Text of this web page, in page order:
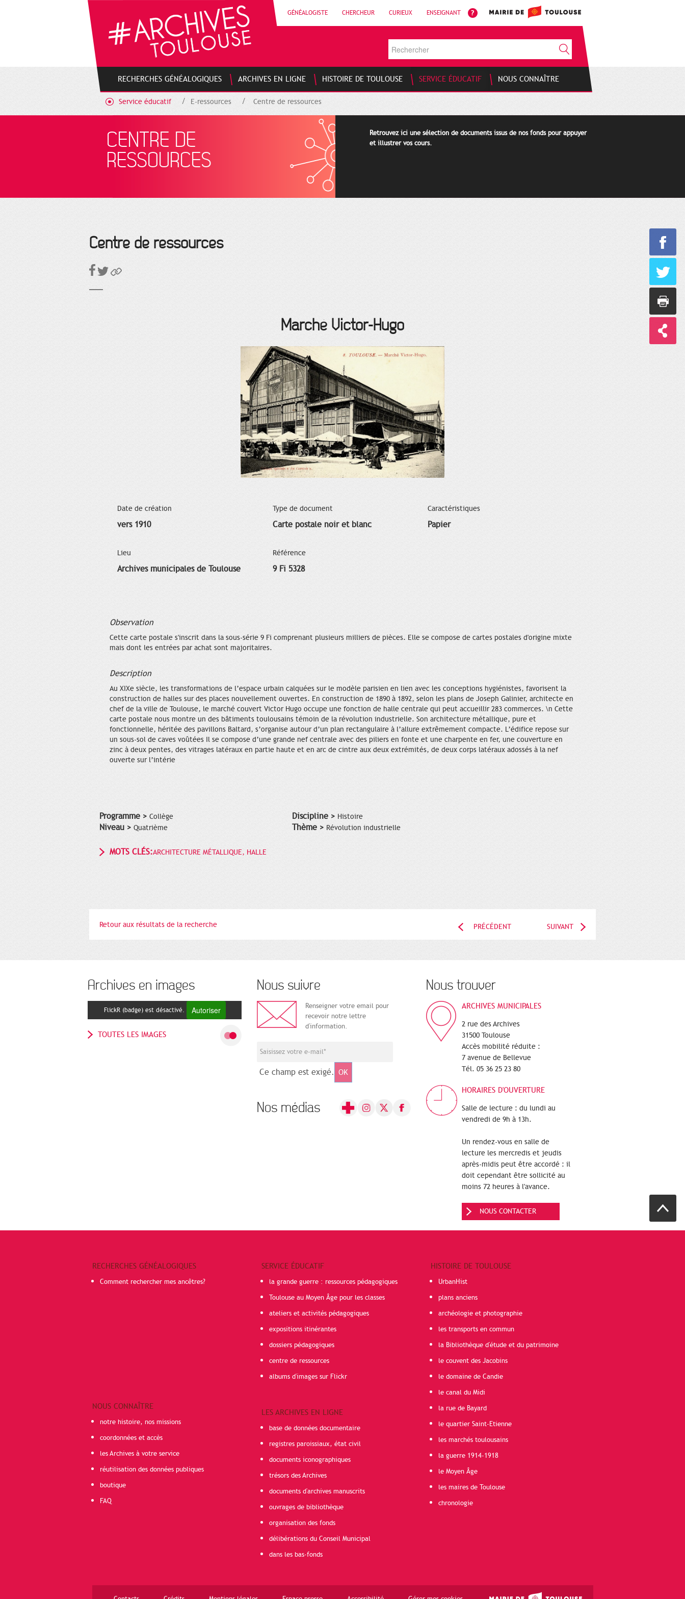
GÉNÉALOGISTE CHERCHEUR CURIEUX ENSEIGNANT
RECHERCHES GÉNÉALOGIQUES ARCHIVES EN LIGNE HISTOIRE DE TOULOUSE SERVICE ÉDUCATIF NOUS CONNAÎTRE
Service éducatif E-ressources Centre de ressources
CENTRE DE
RESSOURCES
Retrouvez ici une sélection de documents issus de nos fonds pour appuyer
et illustrer vos cours.
Centre de ressources
Marché Victor-Hugo
Date de création
vers 1910
Type de document
Carte postale noir et blanc
Caractéristiques
Papier
Lieu
Archives municipales de Toulouse
Référence
9 Fi 5328
Observation
Cette carte postale s'inscrit dans la sous-série 9 Fi comprenant plusieurs milliers de pièces. Elle se compose de cartes postales d'origine mixte
mais dont les entrées par achat sont majoritaires.
Description
Au XIXe siècle, les transformations de l’espace urbain calquées sur le modèle parisien en lien avec les conceptions hygiénistes, favorisent la
construction de halles sur des places nouvellement ouvertes. En construction de 1890 à 1892, selon les plans de Joseph Galinier, architecte en
chef de la ville de Toulouse, le marché couvert Victor Hugo occupe une fonction de halle centrale qui peut accueillir 283 commerces. \n Cette
carte postale nous montre un des bâtiments toulousains témoin de la révolution industrielle. Son architecture métallique, pure et
fonctionnelle, héritée des pavillons Baltard, s’organise autour d’un plan rectangulaire à l’allure extrêmement compacte. L’édifice repose sur
un sous-sol de caves voûtées Il se compose d’une grande nef centrale avec des piliers en fonte et une charpente en fer, une couverture en
zinc à deux pentes, des vitrages latéraux en partie haute et en arc de cintre aux deux extrémités, de deux corps latéraux adossés à la nef
ouverte sur l’intérie
Programme > Collège
Niveau > Quatrième
Discipline > Histoire
Thème > Révolution industrielle
MOTS CLÉS:ARCHITECTURE MÉTALLIQUE, HALLE
Retour aux résultats de la recherche PRÉCÉDENT SUIVANT
Archives en images
FlickR (badge) est désactivé. Autoriser
TOUTES LES IMAGES
Nous suivre
Renseigner votre email pour
recevoir notre lettre
d'information.
Ce champ est exigé. OK
Nos médias
Nous trouver
ARCHIVES MUNICIPALES
2 rue des Archives
31500 Toulouse
Accès mobilité réduite :
7 avenue de Bellevue
Tél. 05 36 25 23 80
HORAIRES D'OUVERTURE
Salle de lecture : du lundi au
vendredi de 9h à 13h.
Un rendez-vous en salle de
lecture les mercredis et jeudis
après-midis peut être accordé : il
doit cependant être sollicité au
moins 72 heures à l'avance.
NOUS CONTACTER
RECHERCHES GÉNÉALOGIQUES
Comment rechercher mes ancêtres?
NOUS CONNAÎTRE
notre histoire, nos missions
coordonnées et accès
les Archives à votre service
réutilisation des données publiques
boutique
FAQ
SERVICE ÉDUCATIF
la grande guerre : ressources pédagogiques
Toulouse au Moyen Âge pour les classes
ateliers et activités pédagogiques
expositions itinérantes
dossiers pédagogiques
centre de ressources
albums d'images sur Flickr
LES ARCHIVES EN LIGNE
base de données documentaire
registres paroissiaux, état civil
documents iconographiques
trésors des Archives
documents d'archives manuscrits
ouvrages de bibliothèque
organisation des fonds
délibérations du Conseil Municipal
dans les bas-fonds
HISTOIRE DE TOULOUSE
UrbanHist
plans anciens
archéologie et photographie
les transports en commun
la Bibliothèque d'étude et du patrimoine
le couvent des Jacobins
le domaine de Candie
le canal du Midi
la rue de Bayard
le quartier Saint-Etienne
les marchés toulousains
la guerre 1914-1918
le Moyen Âge
les maires de Toulouse
chronologie
Gestion de vos préférences sur les cookies